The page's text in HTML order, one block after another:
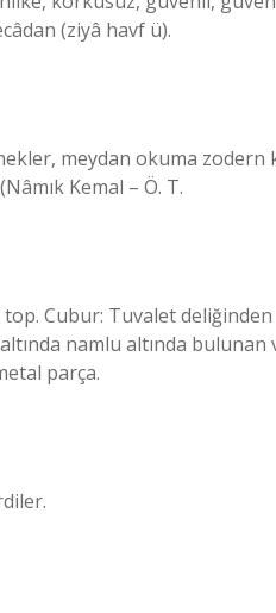
(ziyâ havf ü).
Kemal – Ö. T.
Cubur: Tuvalet deliğinden
namlu altında bulunan
parça.